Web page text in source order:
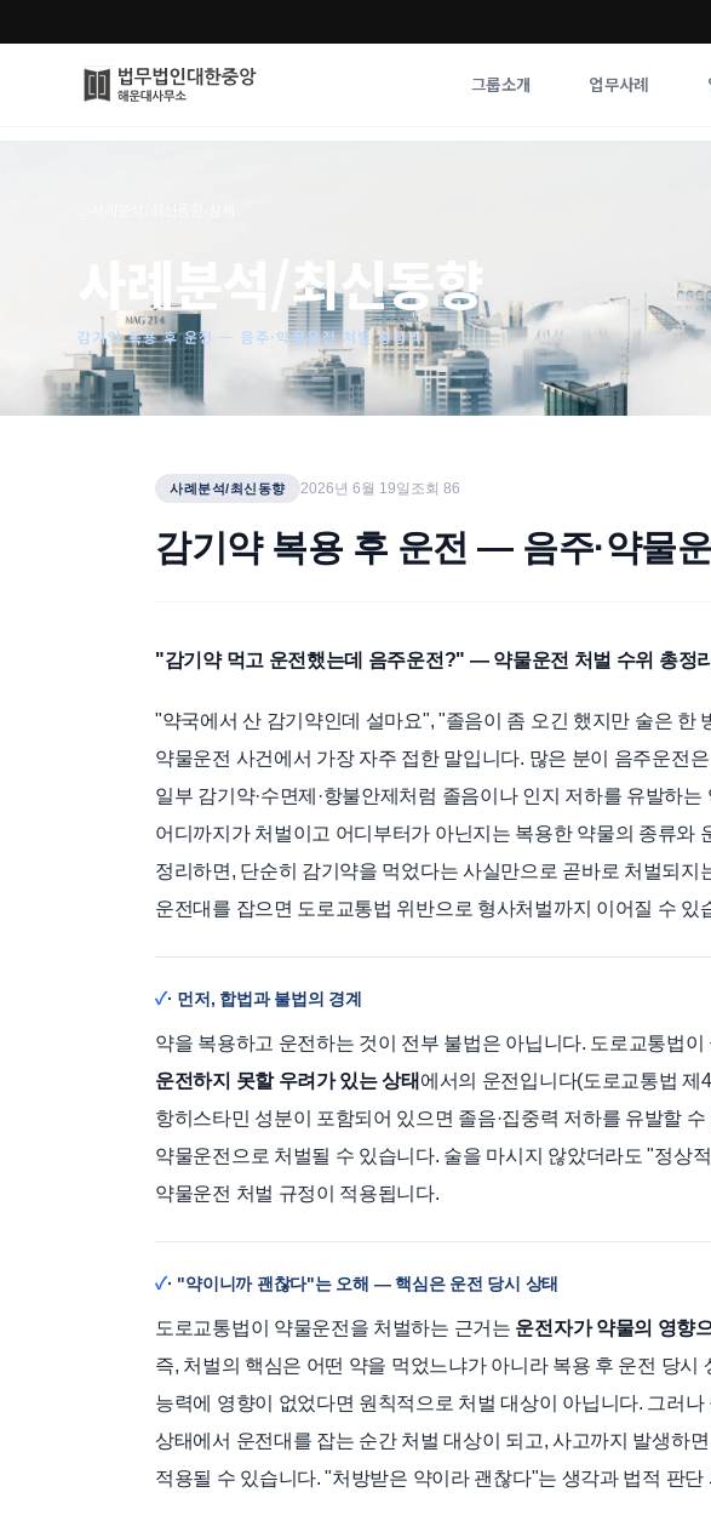
그룹소개 업무사례
사례분석/최신동향
법률정보
법률지식인
고객후기
사례분석/최신동향
감기약 복용 후 운전 — 음주·약물운전 처벌 총정리
사례분석/최신동향 2026년 6월 19일 조회 86
감기약 복용 후 운전 — 음주·약물
"감기약 먹고 운전했는데 음주운전?" — 약물운전 처벌 수위 총정리
"약국에서 산 감기약인데 설마요", "졸음이 좀 오긴 했지만 술은 한
약물운전 사건에서 가장 자주 접한 말입니다. 많은 분이 음주운전
일부 감기약·수면제·항불안제처럼 졸음이나 인지 저하를 유발하
어디까지가 처벌이고 어디부터가 아닌지는 복용한 약물의 종류와
정리하면, 단순히 감기약을 먹었다는 사실만으로 곧바로 처벌되지
운전대를 잡으면 도로교통법 위반으로 형사처벌까지 이어질 수 있
· 먼저, 합법과 불법의 경계
약을 복용하고 운전하는 것이 전부 불법은 아닙니다. 도로교통법이
운전하지 못할 우려가 있는 상태 에서의 운전입니다(도로교통법 제
항히스타민 성분이 포함되어 있으면 졸음·집중력 저하를 유발할
약물운전으로 처벌될 수 있습니다. 술을 마시지 않았더라도 "정상
약물운전 처벌 규정이 적용됩니다.
· "약이니까 괜찮다"는 오해 — 핵심은 운전 당시 상태
도로교통법이 약물운전을 처벌하는 근거는 운전자가 약물의 영향
즉, 처벌의 핵심은 어떤 약을 먹었느냐가 아니라 복용 후 운전 당
능력에 영향이 없었다면 원칙적으로 처벌 대상이 아닙니다. 그러
상태에서 운전대를 잡는 순간 처벌 대상이 되고, 사고까지 발생하
적용될 수 있습니다. "처방받은 약이라 괜찮다"는 생각과 법적 판